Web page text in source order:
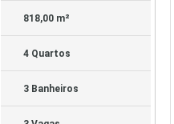
818,00 m²
4 Quartos
3 Banheiros